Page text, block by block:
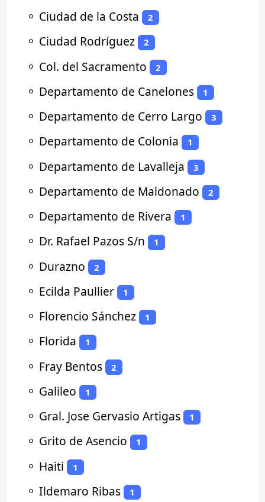
⚬ Ciudad de la Costa 2
⚬ Ciudad Rodríguez 2
⚬ Col. del Sacramento 2
⚬ Departamento de Canelones 1
⚬ Departamento de Cerro Largo 3
⚬ Departamento de Colonia 1
⚬ Departamento de Lavalleja 3
⚬ Departamento de Maldonado 2
⚬ Departamento de Rivera 1
⚬ Dr. Rafael Pazos S/n 1
⚬ Durazno 2
⚬ Ecilda Paullier 1
⚬ Florencio Sánchez 1
⚬ Florida 1
⚬ Fray Bentos 2
⚬ Galileo 1
⚬ Gral. Jose Gervasio Artigas 1
⚬ Grito de Asencio 1
⚬ Haiti 1
⚬ Ildemaro Ribas 1